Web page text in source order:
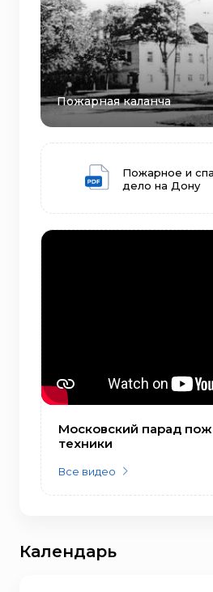
Пожарная каланча
Пожарное и
дело на Дону
Московский парад
техники
Все видео
Календарь